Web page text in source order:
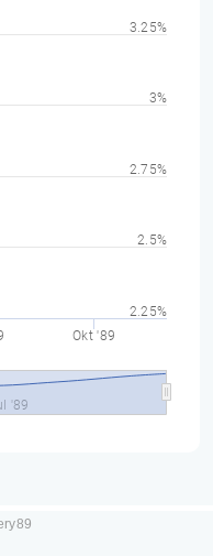
Okt '89
'89
2.25%
2.5%
2.75%
3%
3.25%